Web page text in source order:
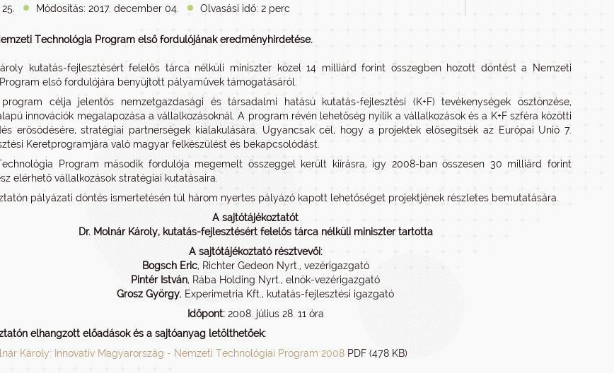
Módosítás: 2017. december 04. Olvasási idő: 2 perc
Technológia Program első fordulójának eredményhirdetése.
kutatás-fejlesztésért felelős tárca nélküli miniszter közel 14 milliárd forint összegben hozott döntést a Nemzeti
első fordulójára benyújtott pályaművek támogatásáról.
célja jelentős nemzetgazdasági és társadalmi hatású kutatás-fejlesztési (K+F) tevékenységek ösztönzése,
innovációk megalapozása a vállalkozásoknál. A program révén lehetőség nyílik a vállalkozások és a K+F szféra közötti
erősödésére, stratégiai partnerségek kialakulására. Ugyancsak cél, hogy a projektek elősegítsék az Európai Unió 7.
Keretprogramjára való magyar felkészülést és bekapcsolódást.
Program második fordulója megemelt összeggel került kiírásra, így 2008-ban összesen 30 milliárd forint
elérhető vállalkozások stratégiai kutatásaira.
pályázati döntés ismertetésén túl három nyertes pályázó kapott lehetőséget projektjének részletes bemutatására.
A sajtótájékoztatót
Dr. Molnár Károly, kutatás-fejlesztésért felelős tárca nélküli miniszter tartotta
A sajtótájékoztató résztvevői:
Bogsch Eric, Richter Gedeon Nyrt., vezérigazgató
Pintér István, Rába Holding Nyrt., elnök-vezérigazgató
Grosz György, Experimetria Kft., kutatás-fejlesztési igazgató
Időpont:2008. július 28. 11 óra
elhangzott előadások és a sajtóanyag letölthetőek:
Károly: Innovatív Magyarország - Nemzeti Technológiai Program 2008 PDF (478 KB)